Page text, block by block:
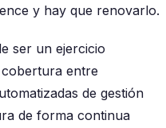
y hay que renovarlo.
ser un ejercicio
entre
de gestión
de forma continua